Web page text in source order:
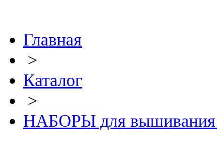
Главная
>
Каталог
>
НАБОРЫ для вышивания